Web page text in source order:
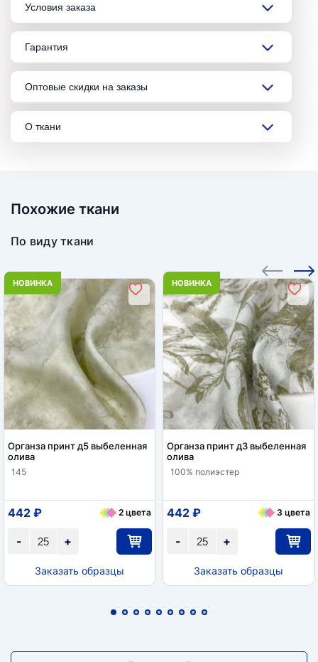
Условия заказа
Гарантия
Оптовые скидки на заказы
О ткани
Похожие ткани
По виду ткани
НОВИНКА
Органза принт д5 выбеленная
олива
145
+
-
442 ₽ 2 цвета
Заказать образцы
НОВИНКА
Органза принт д3 выбеленная
олива
100% полиэстер
+
-
442 ₽ 3 цвета
Заказать образцы